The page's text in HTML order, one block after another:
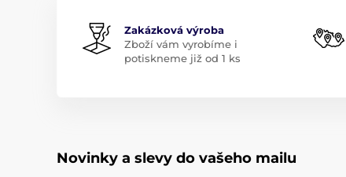
Zakázková výroba
Zboží vám vyrobíme i
potiskneme již od 1 ks
Novinky a slevy do vašeho mailu